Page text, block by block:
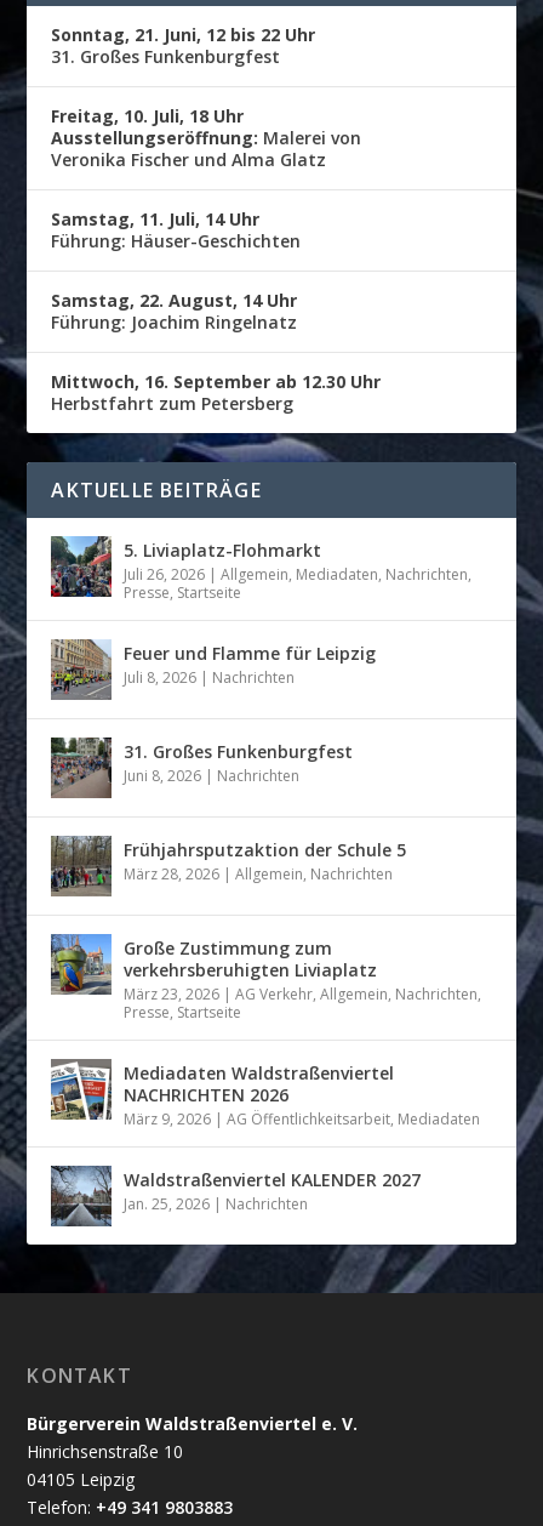
Sonntag, 21. Juni, 12 bis 22 Uhr
31. Großes Funkenburgfest
Freitag, 10. Juli, 18 Uhr
Ausstellungseröffnung: Malerei von
Veronika Fischer und Alma Glatz
Samstag, 11. Juli, 14 Uhr
Führung: Häuser-Geschichten
Samstag, 22. August, 14 Uhr
Führung: Joachim Ringelnatz
Mittwoch, 16. September ab 12.30 Uhr
Herbstfahrt zum Petersberg
AKTUELLE BEITRÄGE
5. Liviaplatz-Flohmarkt
Juli 26, 2026 |Allgemein, Mediadaten, Nachrichten,
Presse, Startseite
Feuer und Flamme für Leipzig
Juli 8, 2026 | Nachrichten
31. Großes Funkenburgfest
Juni 8, 2026 | Nachrichten
Frühjahrsputzaktion der Schule 5
März 28, 2026 |Allgemein, Nachrichten
Große Zustimmung zum
verkehrsberuhigten Liviaplatz
März 23, 2026 |AG Verkehr,Allgemein, Nachrichten,
Presse, Startseite
Mediadaten Waldstraßenviertel
NACHRICHTEN 2026
März 9, 2026 |AG Öffentlichkeitsarbeit, Mediadaten
Waldstraßenviertel KALENDER 2027
Jan. 25, 2026 | Nachrichten
KONTAKT
Bürgerverein Waldstraßenviertel e. V.
Hinrichsenstraße 10
04105 Leipzig
Telefon: +49 341 9803883